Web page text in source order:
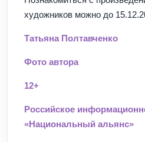
художников можно до
Татьяна Полтавченко
Фото автора
12+
Российское
«Национальный альянс»